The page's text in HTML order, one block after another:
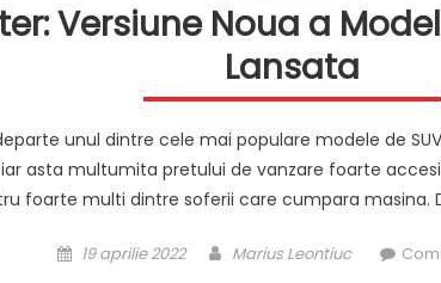
Versiune Noua a
Lansata
unul dintre cele mai populare modele de
asta multumita pretului de vanzare foarte
foarte multi dintre soferii care cumpara masina.
Posted
19 aprilie 2022 Author
Marius Leontiuc